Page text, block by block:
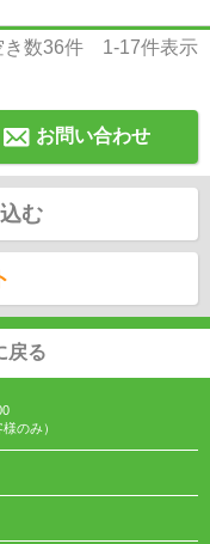
数36件 1-17件表示
お問い合わせ
む
戻る
のみ）